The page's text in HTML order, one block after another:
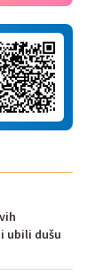
ubili dušu